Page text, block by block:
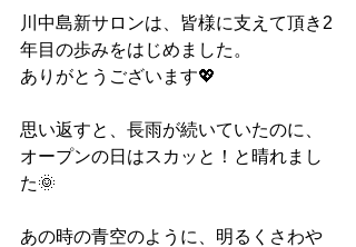
川中島新サロンは、皆様に支えて頂き2
年目の歩みをはじめました。
ありがとうございます💖
思い返すと、長雨が続いていたのに、
オープンの日はスカッと！と晴れまし
た🌞
あの時の青空のように、明るくさわや